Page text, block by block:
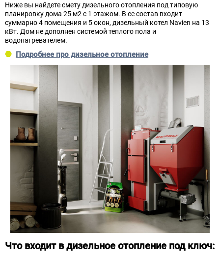
Ниже вы найдете смету дизельного отопления под типовую
планировку дома 25 м2 с 1 этажом. В ее состав входит
суммарно 4 помещения и 5 окон, дизельный котел Navien на 13
кВт. Дом не дополнен системой теплого пола и
водонагревателем.
Подробнее про дизельное отопление
Что входит в дизельное отопление под ключ: